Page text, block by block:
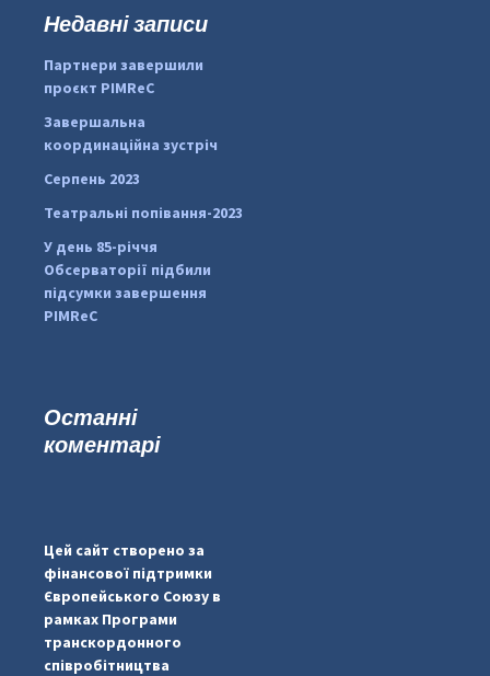
#PipIvanToday
pimrec_project
:Недавні записи
Партнери завершили
проєкт PIMReC
Завершальна
координаційна зустріч
Серпень 2023
Театральні попівання-2023
У день 85-річчя
Обсерваторії підбили
підсумки завершення
PIMReC
Останні
коментарі
Цей сайт створено за
фінансової підтримки
Європейського Союзу в
рамках Програми
транскордонного
співробітництва